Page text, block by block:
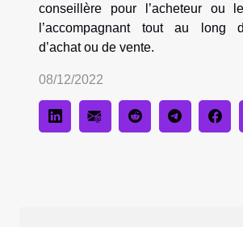
conseillère pour l’acheteur ou
l’accompagnant tout au long
d’achat ou de vente.
08/12/2022